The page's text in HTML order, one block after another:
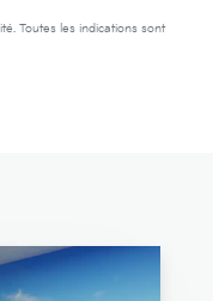
Toutes les indications sont